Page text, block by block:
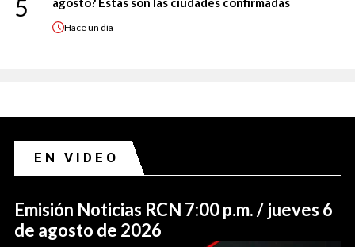
5
Haceun día
EN VIDEO
Emisión Noticias RCN 7:00 p.m. / jueves 6
de agosto de 2026